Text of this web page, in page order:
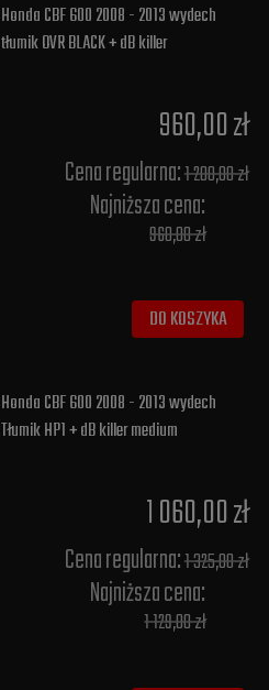
Honda CBF 600 2008 - 2013 wydech
tłumik OVR BLACK + dB killer
960,00 zł
Cena regularna:1 200,00 zł
Najniższa cena:
960,00 zł
DO KOSZYKA
Honda CBF 600 2008 - 2013 wydech
Tłumik HP1 + dB killer medium
1 060,00 zł
Cena regularna:1 325,00 zł
Najniższa cena:
1 129,00 zł